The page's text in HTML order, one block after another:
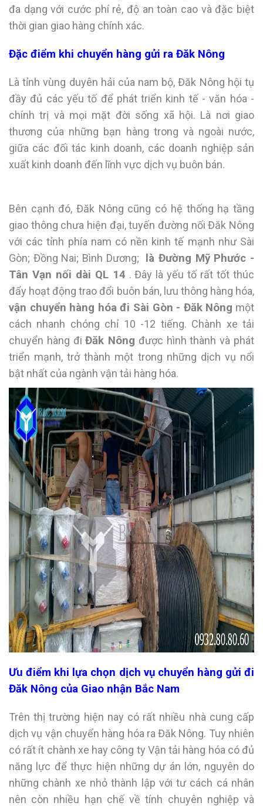
đa dạng với cước phí rẻ, độ an toàn cao và đặc biệt
thời gian giao hàng chính xác.
Đặc điểm khi chuyển hàng gửi ra Đăk Nông
Là tỉnh vùng duyên hải của nam bộ, Đăk Nông hội tụ
đầy đủ các yếu tố để phát triển kinh tế - văn hóa -
chính trị và mọi mặt đời sống xã hội. Là nơi giao
thương của những bạn hàng trong và ngoài nước,
giữa các đối tác kinh doanh, các doanh nghiệp sản
xuất kinh doanh đến lĩnh vực dịch vụ buôn bán.
Bên cạnh đó, Đăk Nông cũng có hệ thống hạ tầng
giao thông chưa hiện đại, tuyến đường nối Đăk Nông
với các tỉnh phía nam có nền kinh tế mạnh như Sài
Gòn; Đồng Nai; Bình Dương;
là Đường Mỹ Phước -
Tân Vạn nối dài QL 14 . Đây là yếu tố rất tốt thúc
đẩy hoạt động trao đổi buôn bán, lưu thông hàng hóa,
vận chuyển hàng hóa đi Sài Gòn - Đăk Nông một
cách nhanh chóng chỉ 10 -12 tiếng. Chành xe tải
chuyển hàng điĐăk Nông được hình thành và phát
triển mạnh, trở thành một trong những dịch vụ nổi
bật nhất của ngành vận tải hàng hóa.
Ưu điểm khi lựa chọn dịch vụ chuyển hàng gửi đi
Đăk Nông của Giao nhận Bắc Nam
Trên thị trường hiện nay có rất nhiều nhà cung cấp
dịch vụ vận chuyển hàng hóa ra Đăk Nông. Tuy nhiên
có rất ít chành xe hay công ty Vận tải hàng hóa có đủ
năng lực để thực hiện những dự án lớn, nguyên do
những chành xe nhỏ thành lập với tư cách cá nhân
nên còn nhiều hạn chế về tính chuyên nghiệp và